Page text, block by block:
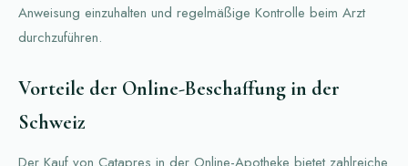
Anweisung einzuhalten und regelmäßige Kontrolle beim Arzt
durchzuführen.
Vorteile der Online-Beschaffung in der
Schweiz